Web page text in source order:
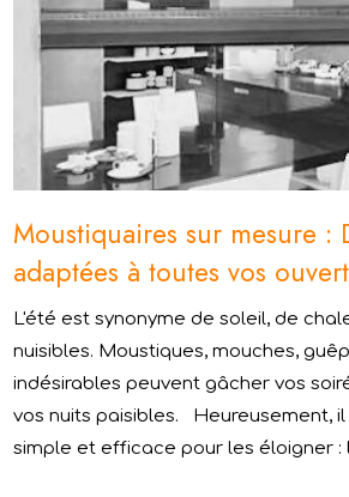
Moustiquaires sur mesure :
adaptées à toutes vos
L'été est synonyme de soleil, de
nuisibles. Moustiques, mouches,
indésirables peuvent gâcher vos
vos nuits paisibles. Heureusement,
simple et efficace pour les éloigner :